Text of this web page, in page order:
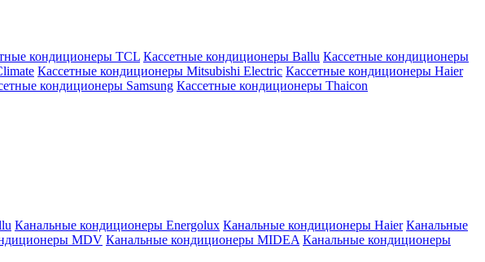
кондиционеры TCL Кассетные кондиционеры Ballu Кассетные кондиционеры
Кассетные кондиционеры Mitsubishi Electric Кассетные кондиционеры Haier
кондиционеры Samsung Кассетные кондиционеры Thaicon
Канальные кондиционеры Energolux Канальные кондиционеры Haier Канальные
MDV Канальные кондиционеры MIDEA Канальные кондиционеры